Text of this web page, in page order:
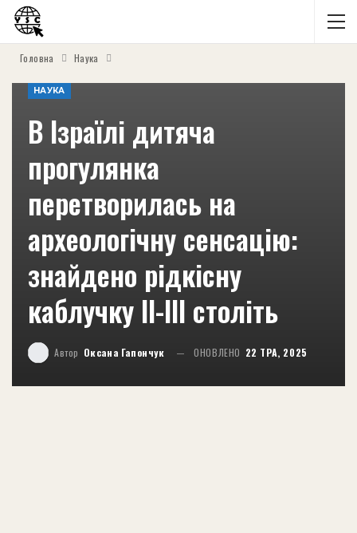
Головна Наука
НАУКА
В Ізраїлі дитяча
прогулянка
перетворилась на
археологічну сенсацію:
знайдено рідкісну
каблучку II-III століть
Автор Оксана Гапончук ОНОВЛЕНО 22 ТРА, 2025